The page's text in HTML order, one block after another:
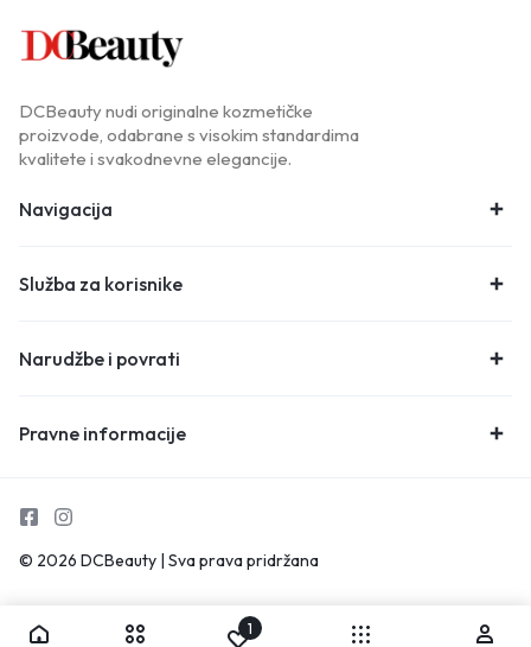
DCBeauty nudi originalne kozmetičke
proizvode, odabrane s visokim standardima
kvalitete i svakodnevne elegancije.
Navigacija
Služba za korisnike
Narudžbe i povrati
Pravne informacije
© 2026 DCBeauty | Sva prava pridržana
1